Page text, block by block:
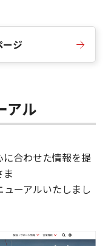
ジ
アル
合わせた情報を提
ューアルいたしまし